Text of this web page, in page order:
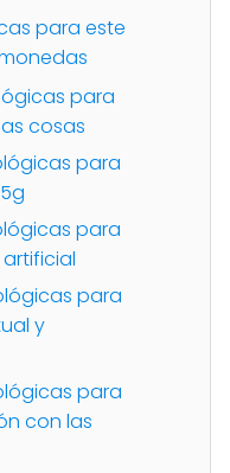
para este
para
cosas
para
para
para
y
para
con las